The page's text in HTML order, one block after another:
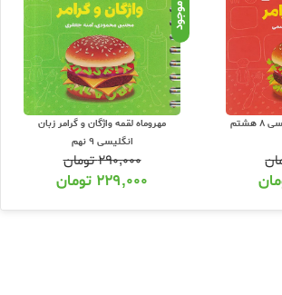
موجود
مهروماه لقمه واژگان و گرامر زبان
انگلیسی 9 نهم
۲۹۰,۰۰۰تومان
۲۲۹,۰۰۰ تومان